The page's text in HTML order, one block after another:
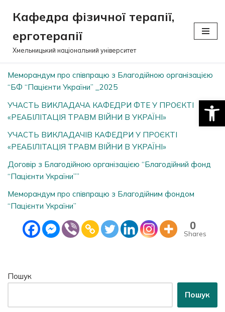
Перейти
до
вмісту
Кафедра фізичної терапії,
ерготерапії
Хмельницький національний університет
Меморандум про співпрацю з Благодійною організацією
“БФ “Пацієнти України” _2025
УЧАСТЬ ВИКЛАДАЧА КАФЕДРИ ФТЕ У ПРОЄКТІ
«РЕАБІЛІТАЦІЯ ТРАВМ ВІЙНИ В УКРАЇНІ»
УЧАСТЬ ВИКЛАДАЧІВ КАФЕДРИ У ПРОЄКТІ
«РЕАБІЛІТАЦІЯ ТРАВМ ВІЙНИ В УКРАЇНІ»
Договір з Благодійною організацією “Благодійний фонд
“Пацієнти України””
Меморандум про співпрацю з Благодійним фондом
“Пацієнти України”
0
Shares
Пошук
Пошук